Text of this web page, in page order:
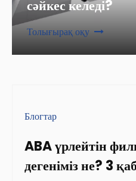
сәйкес келеді?
Толығырақ оқу
Блогтар
ABA үрлейтін
дегеніміз не? 3